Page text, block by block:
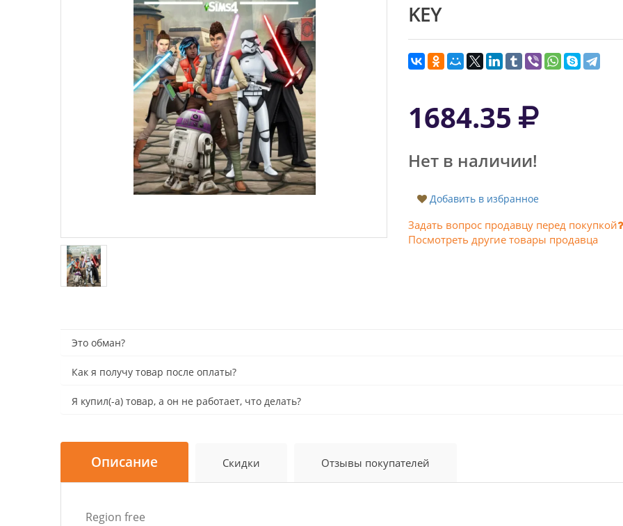
KEY
1684.35
Нет в наличии!
Добавить в избранное
Задать вопрос продавцу перед покупкой
Посмотреть другие товары продавца
Это обман?
Как я получу товар после оплаты?
Я купил(-а) товар, а он не работает, что делать?
Описание Скидки Отзывы покупателей
Region free